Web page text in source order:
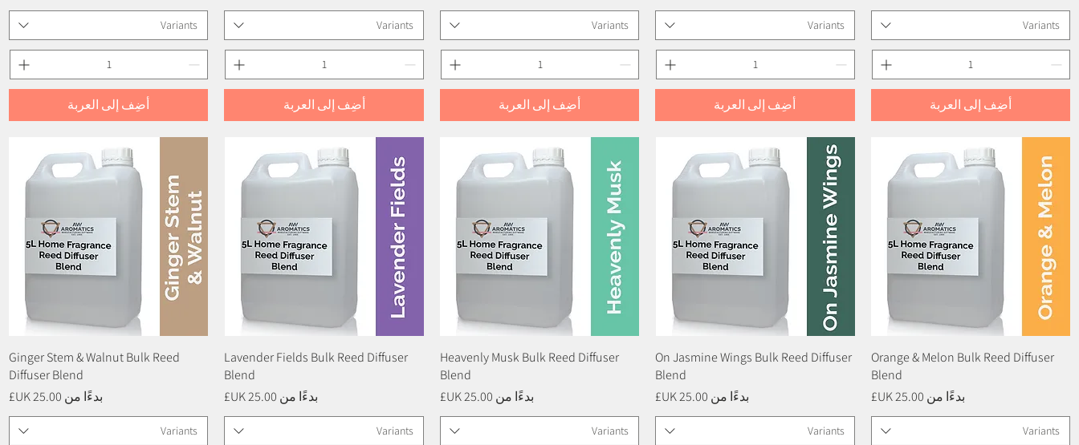
Variants
أضِف إلى العربة
Variants
أضِف إلى العربة
Variants
أضِف إلى العربة
Variants
أضِف إلى العربة
Variants
أضِف إلى العربة
العرض السريع
Orange & Melon Bulk Reed Diffuser
Blend
بدءًا من
سعر البيع
Variants
العرض السريع
On Jasmine Wings Bulk Reed Diffuser
Blend
بدءًا من
سعر البيع
Variants
العرض السريع
Heavenly Musk Bulk Reed Diffuser
Blend
بدءًا من
سعر البيع
Variants
العرض السريع
Lavender Fields Bulk Reed Diffuser
Blend
بدءًا من
سعر البيع
Variants
العرض السريع
Ginger Stem & Walnut Bulk Reed
Diffuser Blend
بدءًا من
سعر البيع
Variants